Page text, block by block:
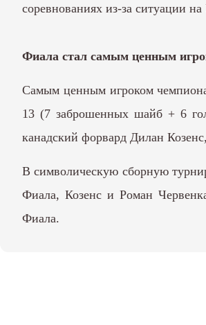
соревнованиях из-за ситуации
Фиала стал самым ценным
Самым ценным игроком
13 (7 заброшенных шайб + 6
канадский форвард Дилан
В символическую сборную
Фиала, Козенс и Роман
Фиала.